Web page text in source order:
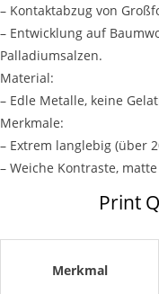
– Kontaktabzug von
– Entwicklung auf
Palladiumsalzen.
Material:
– Edle Metalle, keine
Merkmale:
– Extrem langlebig (über
– Weiche Kontraste,
Print
Merkmal